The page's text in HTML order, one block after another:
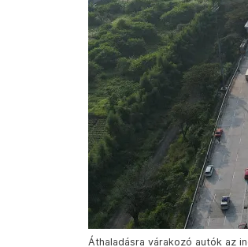
Áthaladásra várakozó autók az